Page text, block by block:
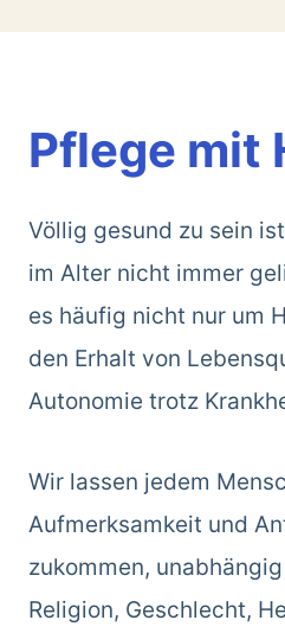
Pflege mit
Völlig gesund zu sein
im Alter nicht immer
es häufig nicht nur um
den Erhalt von
Autonomie trotz
Wir lassen jedem
Aufmerksamkeit und
zukommen,
Religion, Geschlecht,